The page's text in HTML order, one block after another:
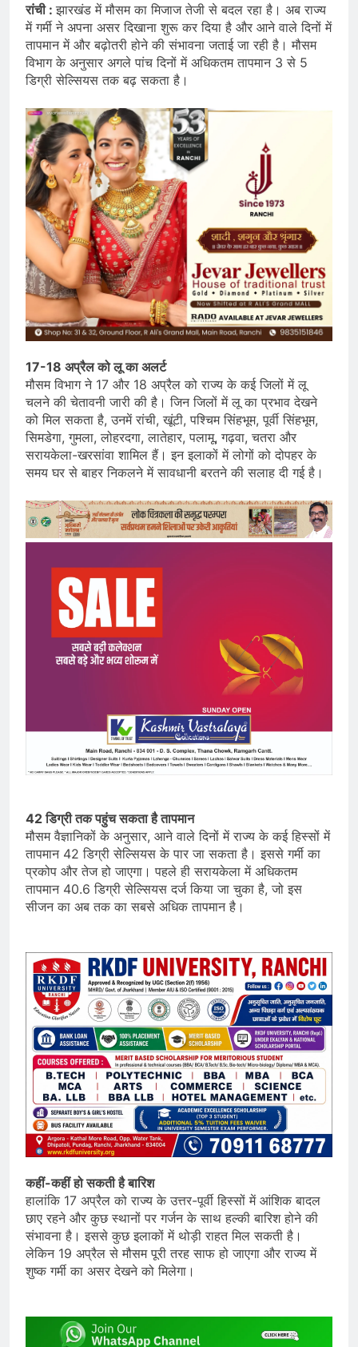
रांची :झारखंड में मौसम का मिजाज तेजी से बदल रहा है। अब राज्य
में गर्मी ने अपना असर दिखाना शुरू कर दिया है और आने वाले दिनों में
तापमान में और बढ़ोतरी होने की संभावना जताई जा रही है। मौसम
विभाग के अनुसार अगले पांच दिनों में अधिकतम तापमान 3 से 5
डिग्री सेल्सियस तक बढ़ सकता है।
17-18 अप्रैल को लू का अलर्ट
मौसम विभाग ने 17 और 18 अप्रैल को राज्य के कई जिलों में लू
चलने की चेतावनी जारी की है। जिन जिलों में लू का प्रभाव देखने
को मिल सकता है, उनमें रांची, खूंटी, पश्चिम सिंहभूम, पूर्वी सिंहभूम,
सिमडेगा, गुमला, लोहरदगा, लातेहार, पलामू, गढ़वा, चतरा और
सरायकेला-खरसांवा शामिल हैं। इन इलाकों में लोगों को दोपहर के
समय घर से बाहर निकलने में सावधानी बरतने की सलाह दी गई है।
42 डिग्री तक पहुंच सकता है तापमान
मौसम वैज्ञानिकों के अनुसार, आने वाले दिनों में राज्य के कई हिस्सों में
तापमान 42 डिग्री सेल्सियस के पार जा सकता है। इससे गर्मी का
प्रकोप और तेज हो जाएगा। पहले ही सरायकेला में अधिकतम
तापमान 40.6 डिग्री सेल्सियस दर्ज किया जा चुका है, जो इस
सीजन का अब तक का सबसे अधिक तापमान है।
कहीं-कहीं हो सकती है बारिश
हालांकि 17 अप्रैल को राज्य के उत्तर-पूर्वी हिस्सों में आंशिक बादल
छाए रहने और कुछ स्थानों पर गर्जन के साथ हल्की बारिश होने की
संभावना है। इससे कुछ इलाकों में थोड़ी राहत मिल सकती है।
लेकिन 19 अप्रैल से मौसम पूरी तरह साफ हो जाएगा और राज्य में
शुष्क गर्मी का असर देखने को मिलेगा।